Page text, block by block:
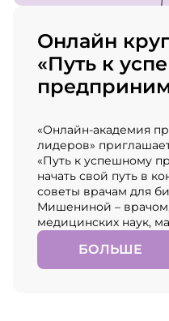
Онлайн
«Путь к
«Онлайн-академия
лидеров»
«Путь к успешному
начать свой путь в
советы врачам для
Мишениной –
медицинских наук,
БОЛЬШЕ